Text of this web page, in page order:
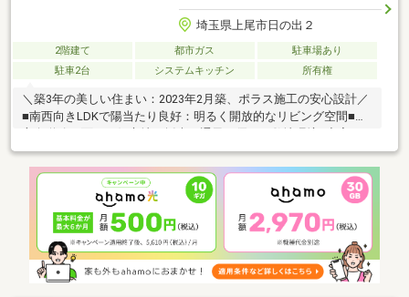
埼玉県上尾市日の出２
2階建て 都市ガス
駐車場あり
駐車2台
システムキッチン 所有権
＼築3年の美しい住まい：2023年2月築、ポラス施工の安心設計／
■南西向きLDKで陽当たり良好：明るく開放的なリビング空間■二
収納設備：ウォークインクローゼット、シューズインクローゼッ
ト完備■テラスバルコニー・カップボード付き：日々の暮らしを
快適にする設備■駐車スペース2台：車種によります■ゆとりの
5LDK：建物面積約93.98平米の広々空間■土地面積約120.18平米：
家族でのびのび暮らせる敷地■買い物便利：イオンモール上尾、
ウエルシア上尾東店が徒歩10分圏内二方向道路に面していること
で通風・採光良好◎！